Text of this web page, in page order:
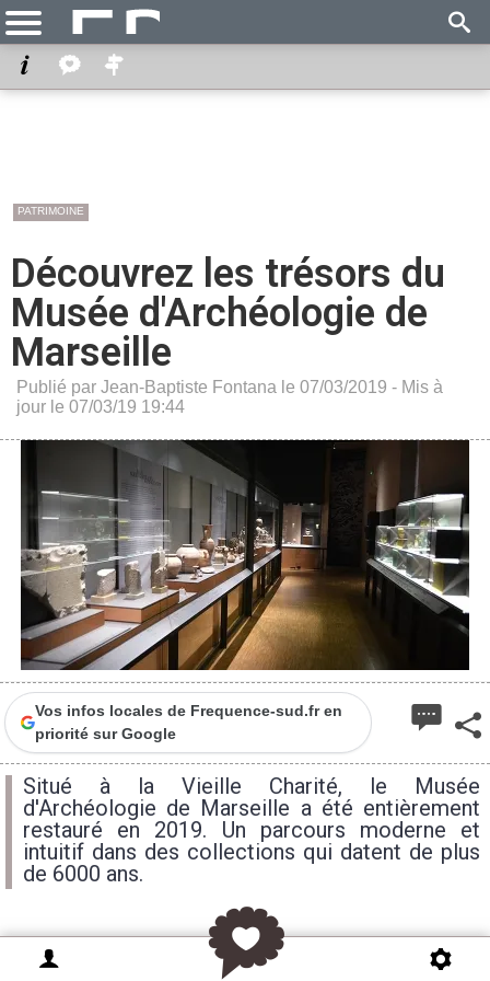
PATRIMOINE
Découvrez les trésors du
Musée d'Archéologie de
Marseille
Publié par Jean-Baptiste Fontana le 07/03/2019 - Mis à
jour le 07/03/19 19:44
Vos infos locales de Frequence-sud.fr en
priorité sur Google
Situé à la Vieille Charité, le Musée
d'Archéologie de Marseille a été entièrement
restauré en 2019. Un parcours moderne et
intuitif dans des collections qui datent de plus
de 6000 ans.
Le Musée d’Archéologie de Marseille s’est offert un
lifting complet. Après un an de travaux et 200.000